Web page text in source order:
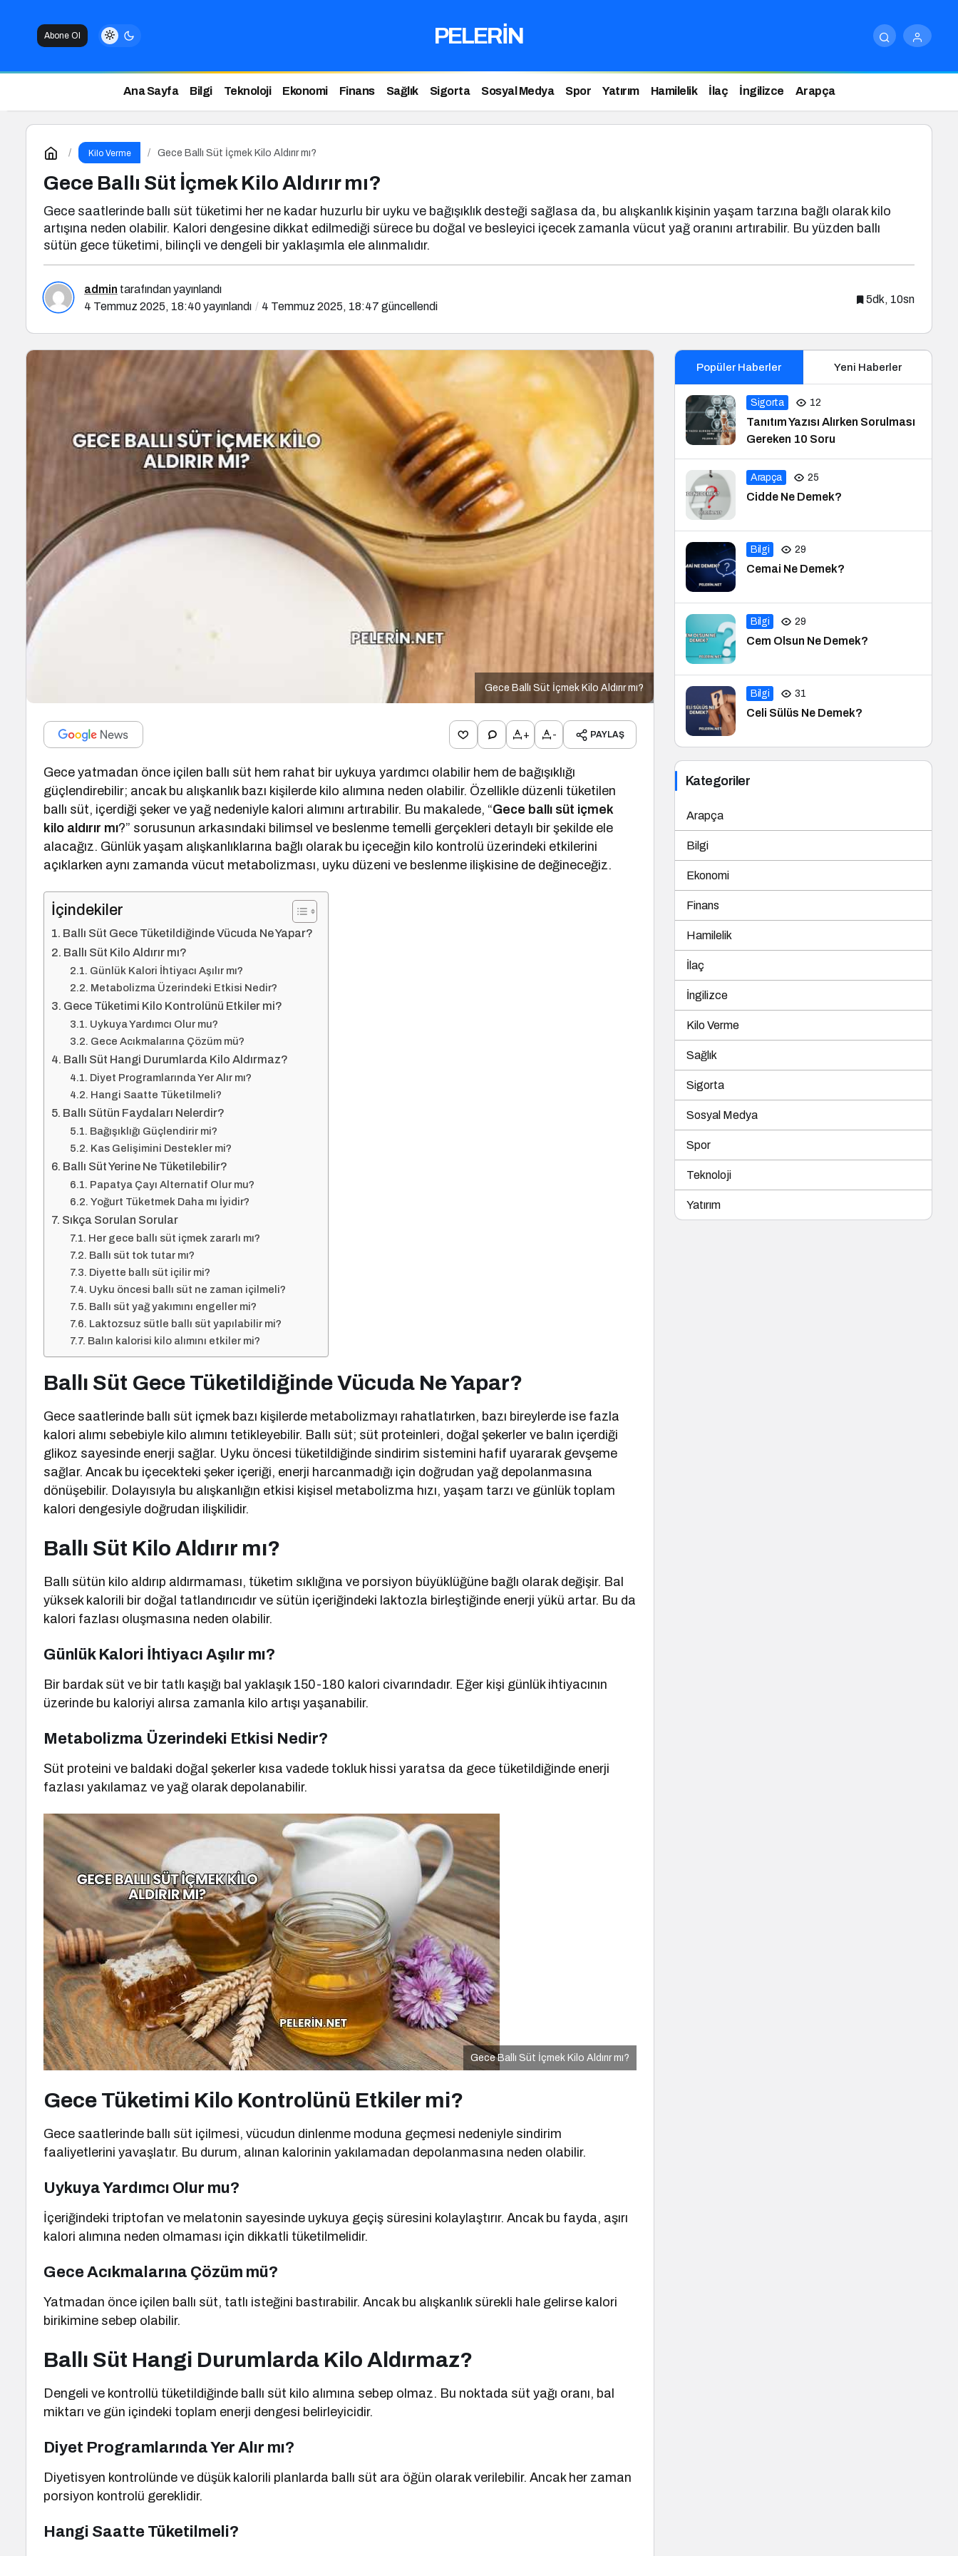
Abone Ol PELERİN
Ana Sayfa Bilgi Teknoloji Ekonomi Finans Sağlık Sigorta Sosyal Medya Spor Yatırım Hamilelik İlaç İngilizce Arapça
Kilo Verme Gece Ballı Süt İçmek Kilo Aldırır mı?
Gece Ballı Süt İçmek Kilo Aldırır mı?
Gece saatlerinde ballı süt tüketimi her ne kadar huzurlu bir uyku ve bağışıklık desteği sağlasa da, bu alışkanlık kişinin yaşam tarzına bağlı olarak kilo
artışına neden olabilir. Kalori dengesine dikkat edilmediği sürece bu doğal ve besleyici içecek zamanla vücut yağ oranını artırabilir. Bu yüzden ballı
sütün gece tüketimi, bilinçli ve dengeli bir yaklaşımla ele alınmalıdır.
admin tarafından yayınlandı
4 Temmuz 2025, 18:40yayınlandı 4 Temmuz 2025, 18:47 güncellendi
5dk, 10sn
Gece Ballı Süt İçmek Kilo Aldırır mı?
+ - PAYLAŞ
Gece yatmadan önce içilen ballı süt hem rahat bir uykuya yardımcı olabilir hem de bağışıklığı
güçlendirebilir; ancak bu alışkanlık bazı kişilerde kilo alımına neden olabilir. Özellikle düzenli tüketilen
ballı süt, içerdiği şeker ve yağ nedeniyle kalori alımını artırabilir. Bu makalede, “Gece ballı süt içmek
kilo aldırır mı?” sorusunun arkasındaki bilimsel ve beslenme temelli gerçekleri detaylı bir şekilde ele
alacağız. Günlük yaşam alışkanlıklarına bağlı olarak bu içeceğin kilo kontrolü üzerindeki etkilerini
açıklarken aynı zamanda vücut metabolizması, uyku düzeni ve beslenme ilişkisine de değineceğiz.
İçindekiler
Ballı Süt Gece Tüketildiğinde Vücuda Ne Yapar?
Ballı Süt Kilo Aldırır mı?
Günlük Kalori İhtiyacı Aşılır mı?
Metabolizma Üzerindeki Etkisi Nedir?
Gece Tüketimi Kilo Kontrolünü Etkiler mi?
Uykuya Yardımcı Olur mu?
Gece Acıkmalarına Çözüm mü?
Ballı Süt Hangi Durumlarda Kilo Aldırmaz?
Diyet Programlarında Yer Alır mı?
Hangi Saatte Tüketilmeli?
Ballı Sütün Faydaları Nelerdir?
Bağışıklığı Güçlendirir mi?
Kas Gelişimini Destekler mi?
Ballı Süt Yerine Ne Tüketilebilir?
Papatya Çayı Alternatif Olur mu?
Yoğurt Tüketmek Daha mı İyidir?
Sıkça Sorulan Sorular
Her gece ballı süt içmek zararlı mı?
Ballı süt tok tutar mı?
Diyette ballı süt içilir mi?
Uyku öncesi ballı süt ne zaman içilmeli?
Ballı süt yağ yakımını engeller mi?
Laktozsuz sütle ballı süt yapılabilir mi?
Balın kalorisi kilo alımını etkiler mi?
Ballı Süt Gece Tüketildiğinde Vücuda Ne Yapar?
Gece saatlerinde ballı süt içmek bazı kişilerde metabolizmayı rahatlatırken, bazı bireylerde ise fazla
kalori alımı sebebiyle kilo alımını tetikleyebilir. Ballı süt; süt proteinleri, doğal şekerler ve balın içerdiği
glikoz sayesinde enerji sağlar. Uyku öncesi tüketildiğinde sindirim sistemini hafif uyararak gevşeme
sağlar. Ancak bu içecekteki şeker içeriği, enerji harcanmadığı için doğrudan yağ depolanmasına
dönüşebilir. Dolayısıyla bu alışkanlığın etkisi kişisel metabolizma hızı, yaşam tarzı ve günlük toplam
kalori dengesiyle doğrudan ilişkilidir.
Ballı Süt Kilo Aldırır mı?
Ballı sütün kilo aldırıp aldırmaması, tüketim sıklığına ve porsiyon büyüklüğüne bağlı olarak değişir. Bal
yüksek kalorili bir doğal tatlandırıcıdır ve sütün içeriğindeki laktozla birleştiğinde enerji yükü artar. Bu da
kalori fazlası oluşmasına neden olabilir.
Günlük Kalori İhtiyacı Aşılır mı?
Bir bardak süt ve bir tatlı kaşığı bal yaklaşık 150-180 kalori civarındadır. Eğer kişi günlük ihtiyacının
üzerinde bu kaloriyi alırsa zamanla kilo artışı yaşanabilir.
Metabolizma Üzerindeki Etkisi Nedir?
Süt proteini ve baldaki doğal şekerler kısa vadede tokluk hissi yaratsa da gece tüketildiğinde enerji
fazlası yakılamaz ve yağ olarak depolanabilir.
Gece Ballı Süt İçmek Kilo Aldırır mı?
Gece Tüketimi Kilo Kontrolünü Etkiler mi?
Gece saatlerinde ballı süt içilmesi, vücudun dinlenme moduna geçmesi nedeniyle sindirim
faaliyetlerini yavaşlatır. Bu durum, alınan kalorinin yakılamadan depolanmasına neden olabilir.
Uykuya Yardımcı Olur mu?
İçeriğindeki triptofan ve melatonin sayesinde uykuya geçiş süresini kolaylaştırır. Ancak bu fayda, aşırı
kalori alımına neden olmaması için dikkatli tüketilmelidir.
Gece Acıkmalarına Çözüm mü?
Yatmadan önce içilen ballı süt, tatlı isteğini bastırabilir. Ancak bu alışkanlık sürekli hale gelirse kalori
birikimine sebep olabilir.
Ballı Süt Hangi Durumlarda Kilo Aldırmaz?
Dengeli ve kontrollü tüketildiğinde ballı süt kilo alımına sebep olmaz. Bu noktada süt yağı oranı, bal
miktarı ve gün içindeki toplam enerji dengesi belirleyicidir.
Diyet Programlarında Yer Alır mı?
Diyetisyen kontrolünde ve düşük kalorili planlarda ballı süt ara öğün olarak verilebilir. Ancak her zaman
porsiyon kontrolü gereklidir.
Hangi Saatte Tüketilmeli?
Popüler Haberler Yeni Haberler
Sigorta 12
Tanıtım Yazısı Alırken Sorulması
Gereken 10 Soru
Arapça 25
Cidde Ne Demek?
Bilgi 29
Cemai Ne Demek?
Bilgi 29
Cem Olsun Ne Demek?
Bilgi 31
Celi Sülüs Ne Demek?
Kategoriler
Arapça
Bilgi
Ekonomi
Finans
Hamilelik
İlaç
İngilizce
Kilo Verme
Sağlık
Sigorta
Sosyal Medya
Spor
Teknoloji
Yatırım